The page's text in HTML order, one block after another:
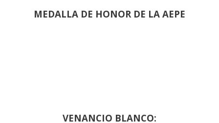
MEDALLA DE HONOR DE LA AEPE
VENANCIO BLANCO: